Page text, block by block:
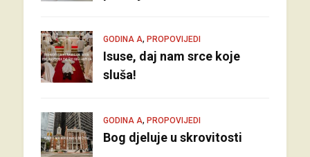
GODINA A, PROPOVIJEDI
Isuse, daj nam srce koje
sluša!
GODINA A, PROPOVIJEDI
Bog djeluje u skrovitosti